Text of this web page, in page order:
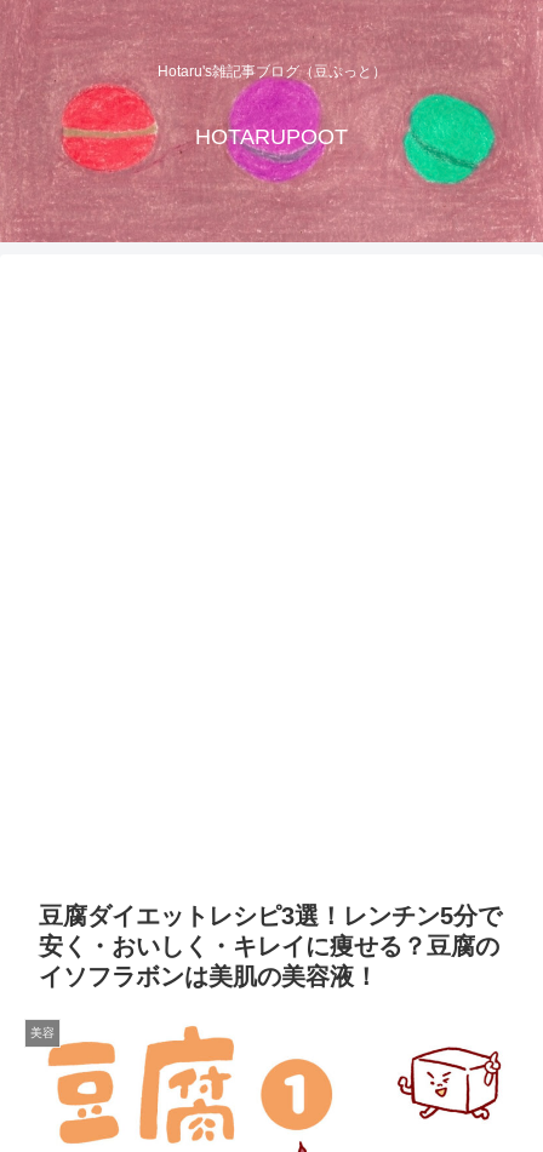
Hotaru's雑記事ブログ（豆ぷっと）
HOTARUPOOT
豆腐ダイエットレシピ3選！レンチン5分で
安く・おいしく・キレイに痩せる？豆腐の
イソフラボンは美肌の美容液！
美容